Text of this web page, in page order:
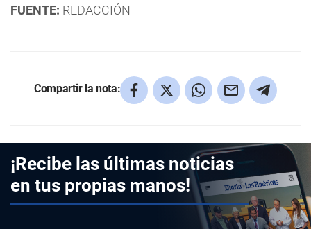
FUENTE: REDACCIÓN
Compartir la nota:
¡Recibe las últimas noticias
en tus propias manos!